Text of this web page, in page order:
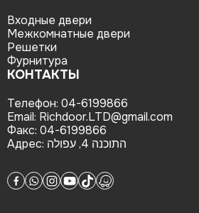
Входные двери
Межкомнатные двери
Решетки
Фурнитура
КОНТАКТЫ
Телефон: 04-6199866
Email: Richdoor.LTD@gmail.com
Факс: 04-6199866
Адрес:
התוכנה 4, עפולה